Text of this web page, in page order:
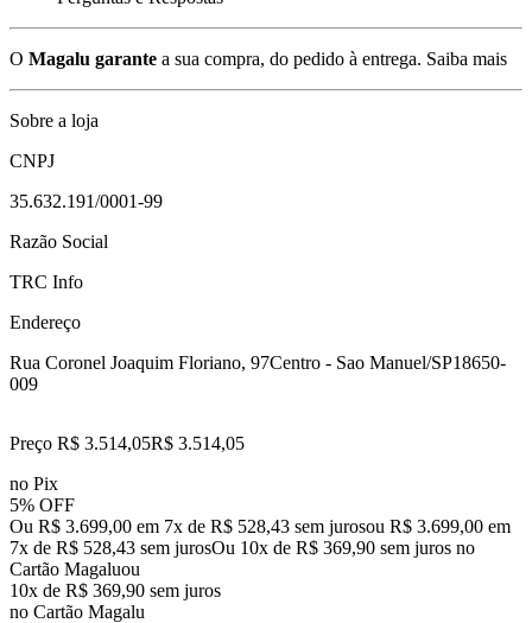
O Magalu garante a sua compra, do pedido à entrega. Saiba mais
Sobre a loja
CNPJ
35.632.191/0001-99
Razão Social
TRC Info
Endereço
Rua Coronel Joaquim Floriano, 97Centro - Sao Manuel/SP18650-
009
Preço R$ 3.514,05R$ 3.514,05
no Pix
5% OFF
Ou R$ 3.699,00 em 7x de R$ 528,43 sem jurosou R$ 3.699,00 em
7x de R$ 528,43 sem jurosOu 10x de R$ 369,90 sem juros no
Cartão Magaluou
10x de R$ 369,90 sem juros
no Cartão Magalu